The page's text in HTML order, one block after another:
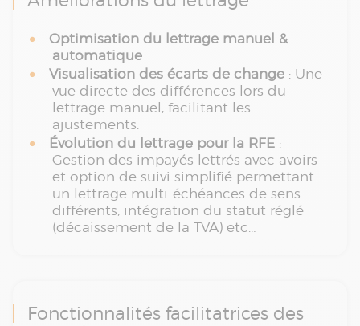
Optimisation du lettrage manuel &
automatique
Visualisation des écarts de change : Une
vue directe des différences lors du
lettrage manuel, facilitant les
ajustements.
Évolution du lettrage pour la RFE :
Gestion des impayés lettrés avec avoirs
et option de suivi simplifié permettant
un lettrage multi-échéances de sens
différents, intégration du statut réglé
(décaissement de la TVA) etc…
Fonctionnalités facilitatrices des